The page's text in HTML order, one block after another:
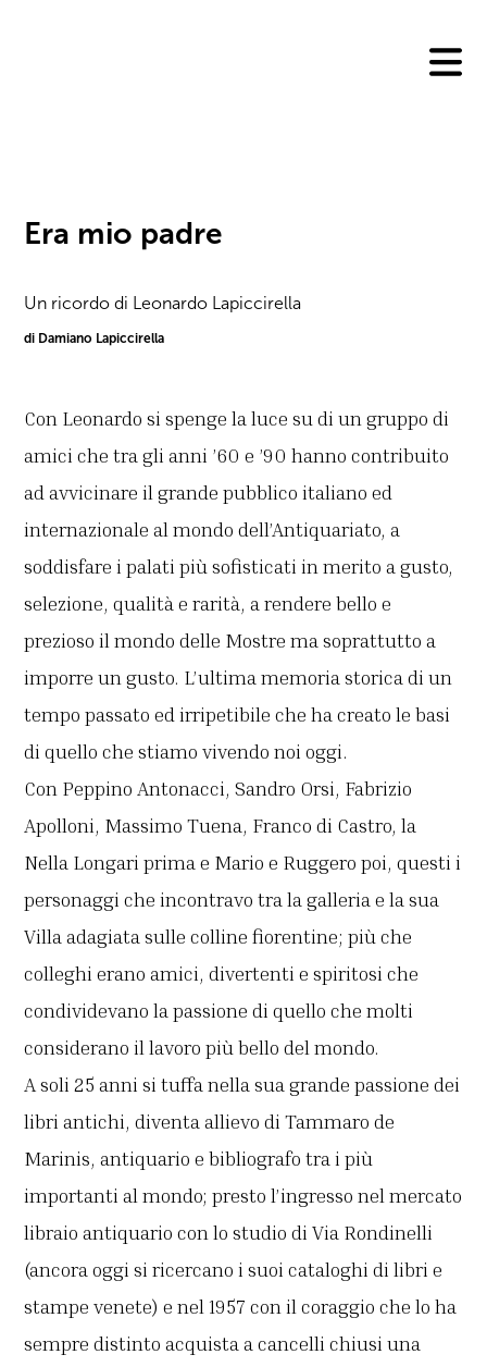
Era mio padre
Un ricordo di Leonardo Lapiccirella
di Damiano Lapiccirella
Con Leonardo si spenge la luce su di un gruppo di
amici che tra gli anni ’60 e ’90 hanno contribuito
ad avvicinare il grande pubblico italiano ed
internazionale al mondo dell’Antiquariato, a
soddisfare i palati più sofisticati in merito a gusto,
selezione, qualità e rarità, a rendere bello e
prezioso il mondo delle Mostre ma soprattutto a
imporre un gusto. L’ultima memoria storica di un
tempo passato ed irripetibile che ha creato le basi
di quello che stiamo vivendo noi oggi.
Con Peppino Antonacci, Sandro Orsi, Fabrizio
Apolloni, Massimo Tuena, Franco di Castro, la
Nella Longari prima e Mario e Ruggero poi, questi i
personaggi che incontravo tra la galleria e la sua
Villa adagiata sulle colline fiorentine; più che
colleghi erano amici, divertenti e spiritosi che
condividevano la passione di quello che molti
considerano il lavoro più bello del mondo.
A soli 25 anni si tuffa nella sua grande passione dei
libri antichi, diventa allievo di Tammaro de
Marinis, antiquario e bibliografo tra i più
importanti al mondo; presto l’ingresso nel mercato
libraio antiquario con lo studio di Via Rondinelli
(ancora oggi si ricercano i suoi cataloghi di libri e
stampe venete) e nel 1957 con il coraggio che lo ha
sempre distinto acquista a cancelli chiusi una